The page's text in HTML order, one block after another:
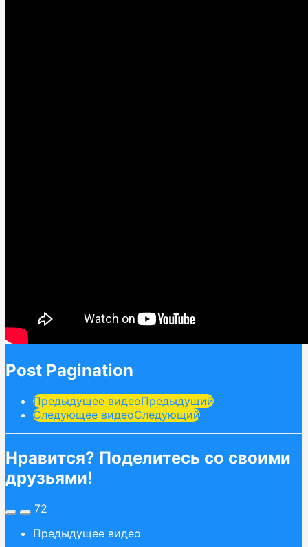
Post Pagination
Предыдущее видеоПредыдущий
Следующее видеоСледующий
Нравится? Поделитесь со своими
друзьями!
72
Предыдущее видео